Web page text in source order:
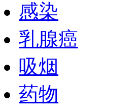
感染
乳腺癌
吸烟
药物